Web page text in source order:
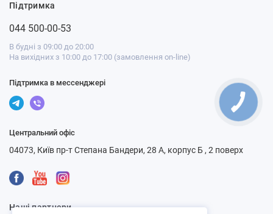
Підтримка
044 500-00-53
В будні з 09:00 до 20:00
На вихідних з 10:00 до 17:00 (замовлення on-line)
Підтримка в мессенджері
Центральний офіс
04073, Київ пр-т Степана Бандери, 28 А, корпус Б , 2 поверх
Наші партнери